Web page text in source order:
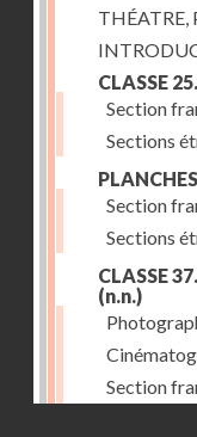
CLASSE
Section
Sections
Section
Sections
CLASSE
(n.n.)
Section